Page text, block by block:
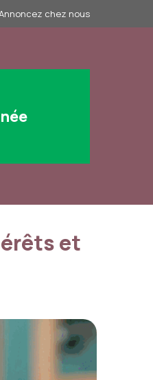
chez nous
et